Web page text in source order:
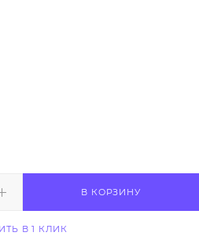
В КОРЗИНУ
В 1 КЛИК